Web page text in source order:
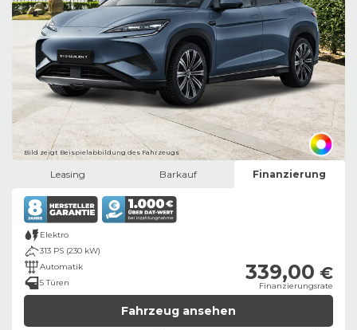
Bild zeigt Beispielabbildung des Fahrzeugs
Leasing Barkauf Finanzierung
Elektro
313 PS (230 kW)
Automatik
5 Türen
339,00 €
Finanzierungsrate
Fahrzeug ansehen